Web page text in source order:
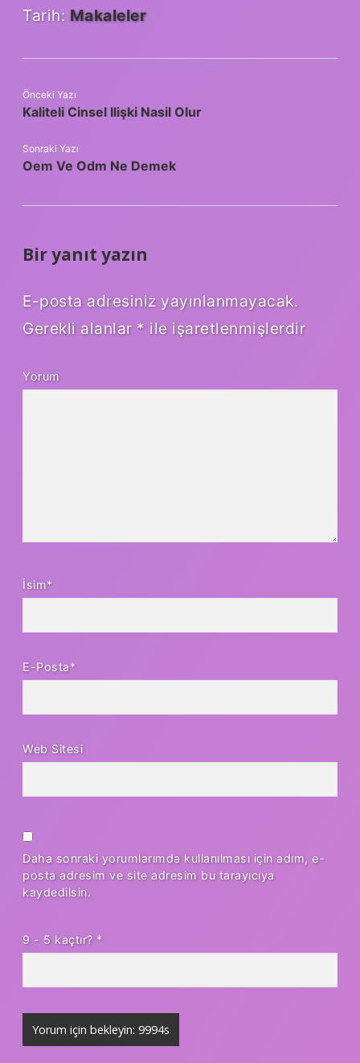
Tarih: Makaleler
Önceki Yazı
Kaliteli Cinsel Ilişki Nasil Olur
Sonraki Yazı
Oem Ve Odm Ne Demek
Bir yanıt yazın
E-posta adresiniz yayınlanmayacak.
Gerekli alanlar * ile işaretlenmişlerdir
Yorum
İsim*
E-Posta*
Web Sitesi
Daha sonraki yorumlarımda kullanılması için adım, e-
posta adresim ve site adresim bu tarayıcıya
kaydedilsin.
9 - 5 kaçtır? *